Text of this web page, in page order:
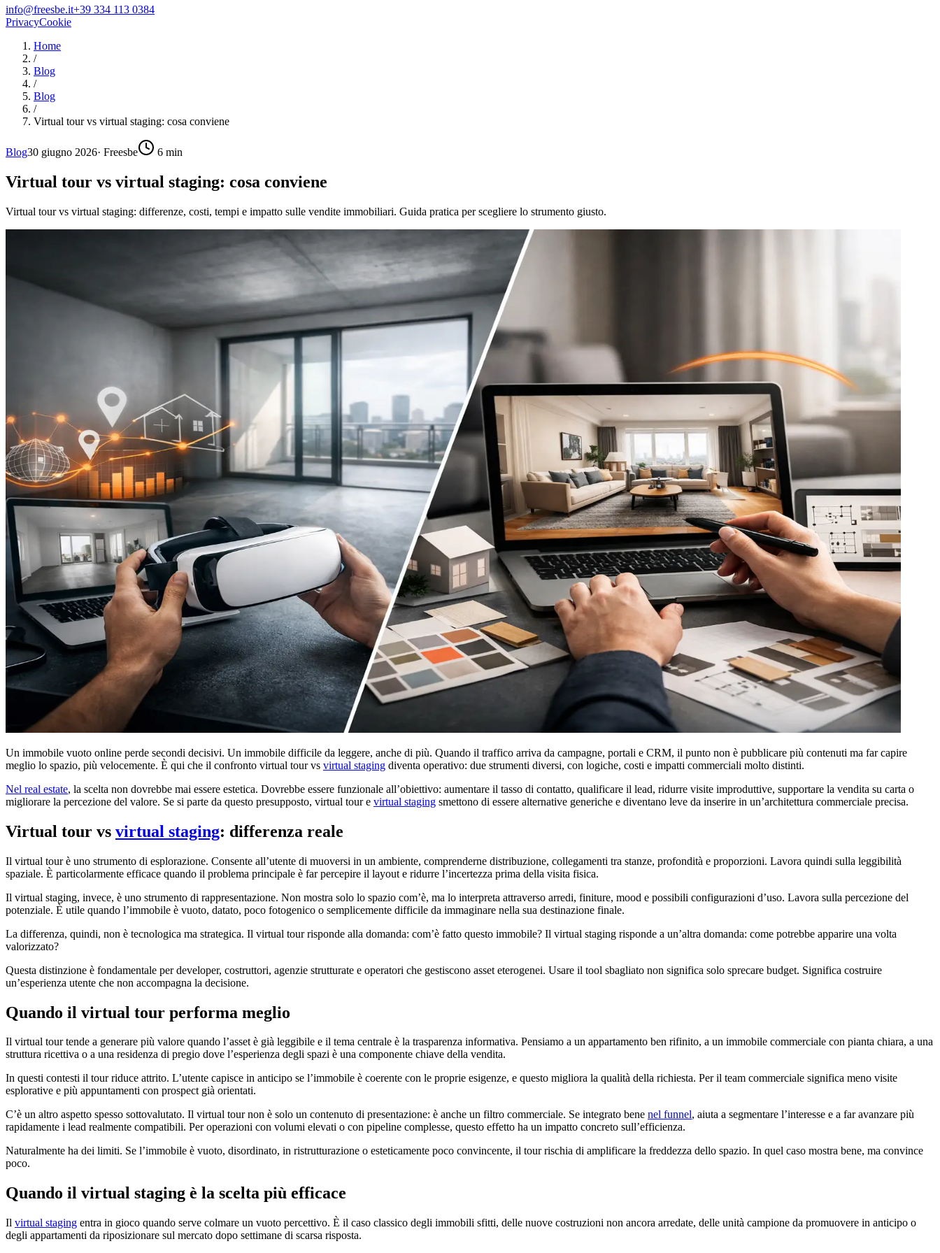
info@freesbe.it+39 334 113 0384
PrivacyCookie
Home
/
Blog
/
Blog
/
Virtual tour vs virtual staging: cosa conviene
Blog30 giugno 2026· Freesbe 6 min
Virtual tour vs virtual staging: cosa conviene
Virtual tour vs virtual staging: differenze, costi, tempi e impatto sulle vendite immobiliari. Guida pratica per scegliere lo strumento giusto.
Un immobile vuoto online perde secondi decisivi. Un immobile difficile da leggere, anche di più. Quando il traffico arriva da campagne, portali e CRM, il punto non è pubblicare più contenuti ma far capire
meglio lo spazio, più velocemente. È qui che il confronto virtual tour vs virtual staging diventa operativo: due strumenti diversi, con logiche, costi e impatti commerciali molto distinti.
Nel real estate, la scelta non dovrebbe mai essere estetica. Dovrebbe essere funzionale all’obiettivo: aumentare il tasso di contatto, qualificare il lead, ridurre visite improduttive, supportare la vendita su carta o
migliorare la percezione del valore. Se si parte da questo presupposto, virtual tour e virtual staging smettono di essere alternative generiche e diventano leve da inserire in un’architettura commerciale precisa.
Virtual tour vs virtual staging: differenza reale
Il virtual tour è uno strumento di esplorazione. Consente all’utente di muoversi in un ambiente, comprenderne distribuzione, collegamenti tra stanze, profondità e proporzioni. Lavora quindi sulla leggibilità
spaziale. È particolarmente efficace quando il problema principale è far percepire il layout e ridurre l’incertezza prima della visita fisica.
Il virtual staging, invece, è uno strumento di rappresentazione. Non mostra solo lo spazio com’è, ma lo interpreta attraverso arredi, finiture, mood e possibili configurazioni d’uso. Lavora sulla percezione del
potenziale. È utile quando l’immobile è vuoto, datato, poco fotogenico o semplicemente difficile da immaginare nella sua destinazione finale.
La differenza, quindi, non è tecnologica ma strategica. Il virtual tour risponde alla domanda: com’è fatto questo immobile? Il virtual staging risponde a un’altra domanda: come potrebbe apparire una volta
valorizzato?
Questa distinzione è fondamentale per developer, costruttori, agenzie strutturate e operatori che gestiscono asset eterogenei. Usare il tool sbagliato non significa solo sprecare budget. Significa costruire
un’esperienza utente che non accompagna la decisione.
Quando il virtual tour performa meglio
Il virtual tour tende a generare più valore quando l’asset è già leggibile e il tema centrale è la trasparenza informativa. Pensiamo a un appartamento ben rifinito, a un immobile commerciale con pianta chiara, a una
struttura ricettiva o a una residenza di pregio dove l’esperienza degli spazi è una componente chiave della vendita.
In questi contesti il tour riduce attrito. L’utente capisce in anticipo se l’immobile è coerente con le proprie esigenze, e questo migliora la qualità della richiesta. Per il team commerciale significa meno visite
esplorative e più appuntamenti con prospect già orientati.
C’è un altro aspetto spesso sottovalutato. Il virtual tour non è solo un contenuto di presentazione: è anche un filtro commerciale. Se integrato bene nel funnel, aiuta a segmentare l’interesse e a far avanzare più
rapidamente i lead realmente compatibili. Per operazioni con volumi elevati o con pipeline complesse, questo effetto ha un impatto concreto sull’efficienza.
Naturalmente ha dei limiti. Se l’immobile è vuoto, disordinato, in ristrutturazione o esteticamente poco convincente, il tour rischia di amplificare la freddezza dello spazio. In quel caso mostra bene, ma convince
poco.
Quando il virtual staging è la scelta più efficace
Il virtual staging entra in gioco quando serve colmare un vuoto percettivo. È il caso classico degli immobili sfitti, delle nuove costruzioni non ancora arredate, delle unità campione da promuovere in anticipo o
degli appartamenti da riposizionare sul mercato dopo settimane di scarsa risposta.